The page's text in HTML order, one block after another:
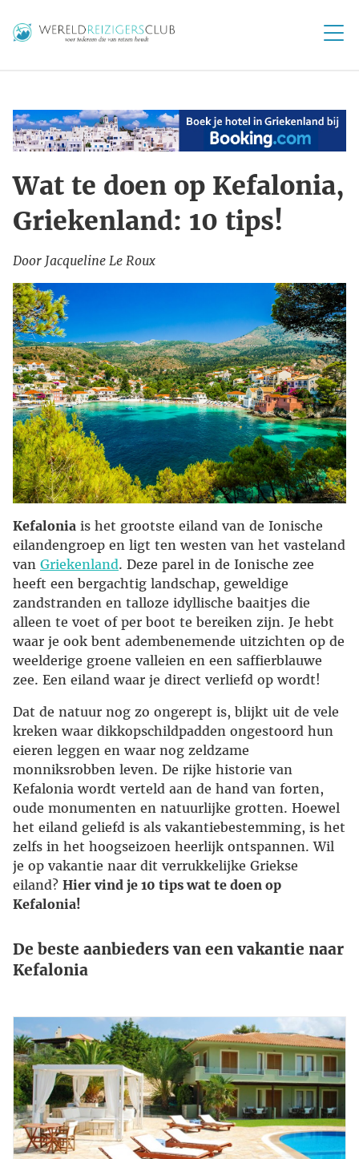
Wat te doen op Kefalonia,
Griekenland: 10 tips!
Door Jacqueline Le Roux
Kefalonia is het grootste eiland van de Ionische
eilandengroep en ligt ten westen van het vasteland
van Griekenland. Deze parel in de Ionische zee
heeft een bergachtig landschap, geweldige
zandstranden en talloze idyllische baaitjes die
alleen te voet of per boot te bereiken zijn. Je hebt
waar je ook bent adembenemende uitzichten op de
weelderige groene valleien en een saffierblauwe
zee. Een eiland waar je direct verliefd op wordt!
Dat de natuur nog zo ongerept is, blijkt uit de vele
kreken waar dikkopschildpadden ongestoord hun
eieren leggen en waar nog zeldzame
monniksrobben leven. De rijke historie van
Kefalonia wordt verteld aan de hand van forten,
oude monumenten en natuurlijke grotten. Hoewel
het eiland geliefd is als vakantiebestemming, is het
zelfs in het hoogseizoen heerlijk ontspannen. Wil
je op vakantie naar dit verrukkelijke Griekse
eiland? Hier vind je 10 tips wat te doen op
Kefalonia!
De beste aanbieders van een vakantie naar
Kefalonia